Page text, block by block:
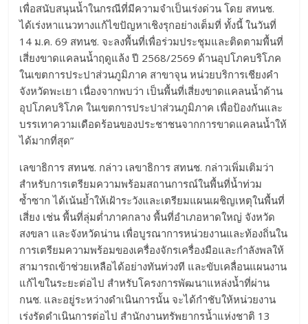
เพื่อสนับสนุนน้ำในกรณีที่มีความจำเป็นเร่งด่วน โดย สทนช.
ได้เร่งหาแนวทางแก้ไขปัญหาเชิงรุกอย่างเต็มที่ ทั้งนี้ ในวันที่
14 ม.ค. 69 สทนช. จะลงพื้นที่เพื่อร่วมประชุมและติดตามพื้นที่
เสี่ยงขาดแคลนน้ำฤดูแล้ง ปี 2568/2569 ด้านอุปโภคบริโภค
ในเขตการประปาส่วนภูมิภาค สาขาจุน หน่วยบริการเชียงคำ
จังหวัดพะเยา เนื่องจากพบว่า เป็นพื้นที่เสี่ยงขาดแคลนน้ำด้าน
อุปโภคบริโภค ในเขตการประปาส่วนภูมิภาค เพื่อป้องกันและ
บรรเทาความเดือดร้อนของประชาชนจากการขาดแคลนน้ำให้
ได้มากที่สุด”
เลขาธิการ สทนช. กล่าว เลขาธิการ สทนช. กล่าวเพิ่มเติมว่า
สำหรับการเตรียมความพร้อมสถานการณ์ในพื้นที่น้ำท่วม
ซ้ำซาก ได้เน้นย้ำให้เฝ้าระวังและเตรียมแผนเผชิญเหตุในพื้นที่
เสี่ยง เช่น พื้นที่ลุ่มต่ำภาคกลาง พื้นที่อำเภอหาดใหญ่ จังหวัด
สงขลา และจังหวัดน่าน เพื่อบูรณาการหน่วยงานและท้องถิ่นใน
การเตรียมความพร้อมของเครื่องจักรเครื่องมือและกำลังพลให้
สามารถเข้าช่วยเหลือได้อย่างทันท่วงที และขับเคลื่อนแผนงาน
แก้ไขในระยะต่อไป สำหรับโครงการพัฒนาแหล่งน้ำที่ผ่าน
กนช. และอยู่ระหว่างดำเนินการนั้น จะได้กำชับให้หน่วยงาน
เร่งรัดดำเนินการต่อไป สำนักงานทรัพยากรน้ำแห่งชาติ 13